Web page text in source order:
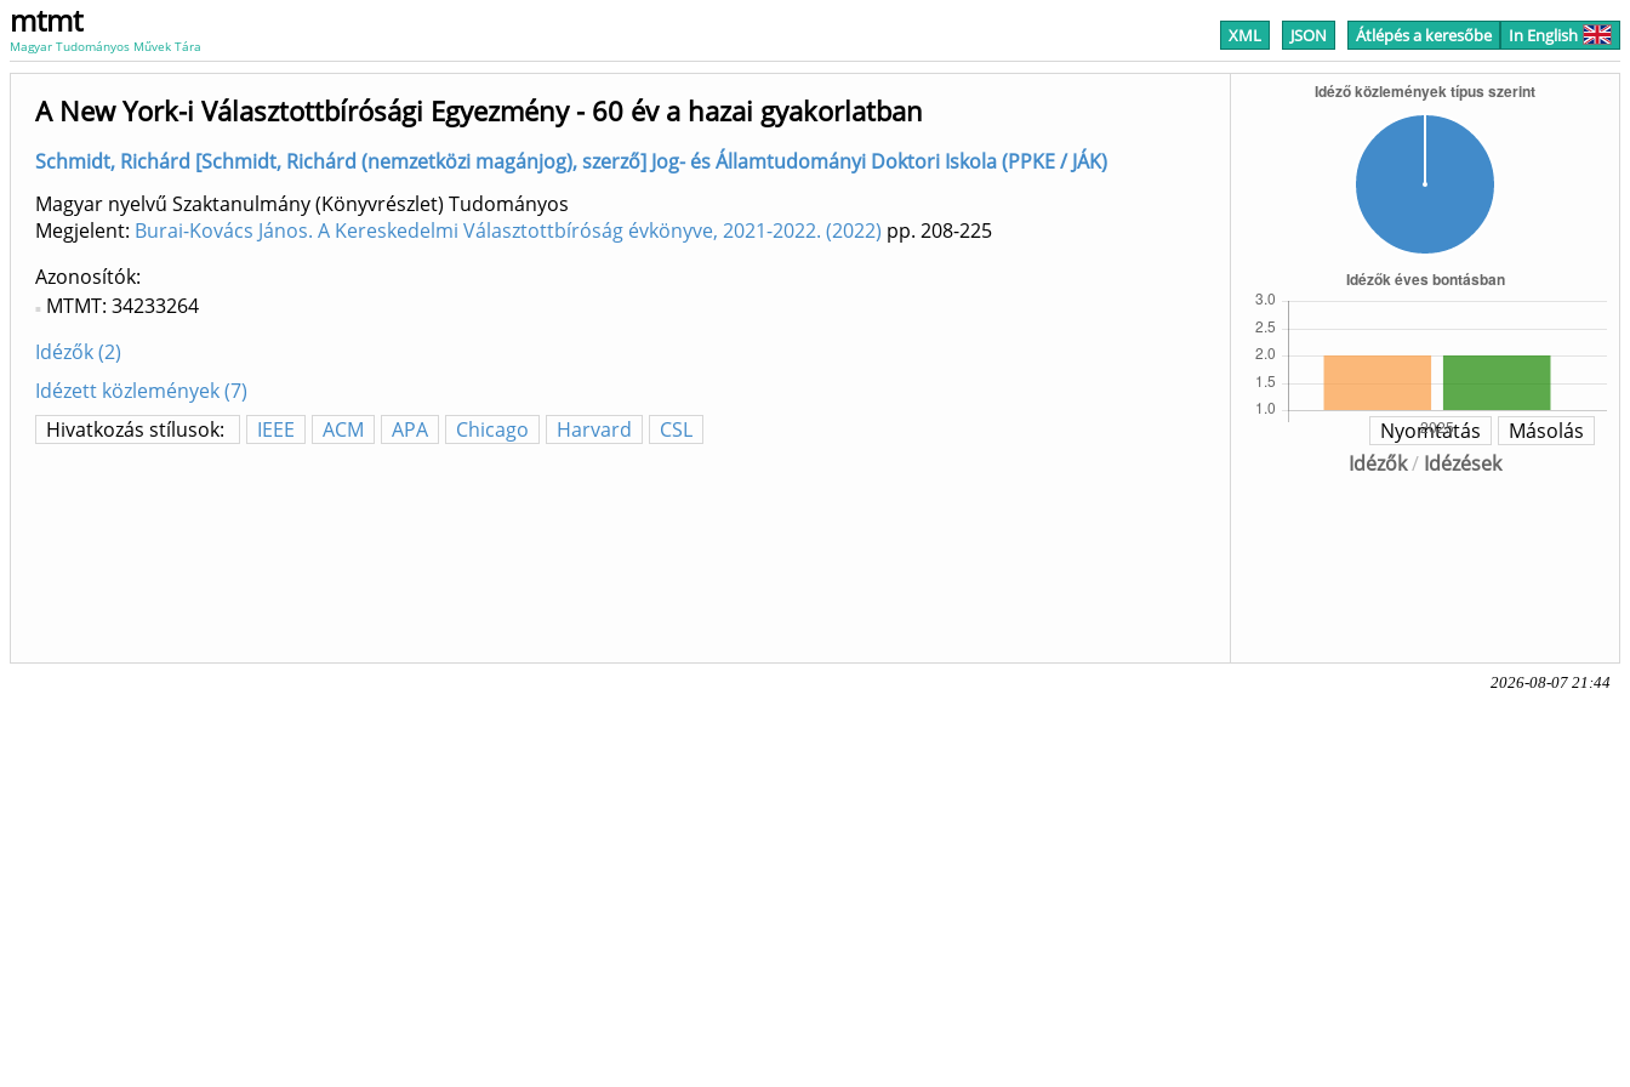
mtmt
Magyar Tudományos Művek Tára XML JSON Átlépés a keresőbe In English
Idézők/ Idézések
A New York-i Választottbírósági Egyezmény - 60 év a hazai gyakorlatban
Schmidt, Richárd [Schmidt, Richárd (nemzetközi magánjog), szerző] Jog- és Államtudományi Doktori Iskola (PPKE / JÁK)
Magyar nyelvű Szaktanulmány (Könyvrészlet) Tudományos
Megjelent: Burai-Kovács János. A Kereskedelmi Választottbíróság évkönyve, 2021-2022. (2022) pp. 208-225
Azonosítók
MTMT: 34233264
Idézők (2)
Idézett közlemények (7)
Hivatkozás stílusok:
IEEE ACM APA Chicago Harvard CSL Másolás
Nyomtatás
2026-08-07 21:44